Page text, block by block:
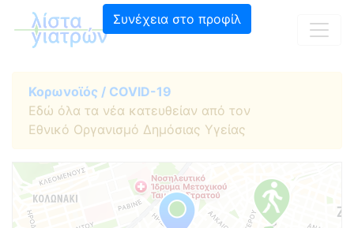
Συνέχεια στο προφίλ
Κορωνοϊός / COVID-19
Εδώ όλα τα νέα κατευθείαν από τον
Εθνικό Οργανισμό Δημόσιας Υγείας